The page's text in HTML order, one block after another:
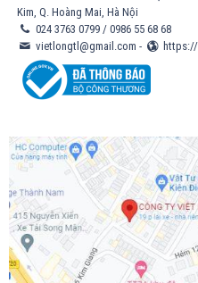
Kim, Q. Hoàng Mai, Hà Nội
024 3763 0799/ 0986 55 68 68
vietlongtl@gmail.com -